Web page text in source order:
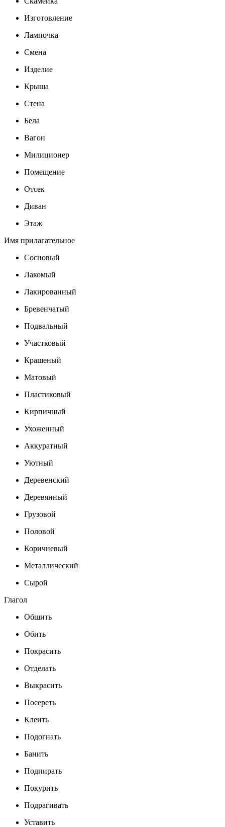
Изготовление
Лампочка
Смена
Изделие
Крыша
Стена
Бела
Вагон
Милиционер
Помещение
Отсек
Диван
Этаж
Имя прилагательное
Сосновый
Лакомый
Лакированный
Бревенчатый
Подвальный
Участковый
Крашеный
Матовый
Пластиковый
Кирпичный
Ухоженный
Аккуратный
Уютный
Деревенский
Деревянный
Грузовой
Половой
Коричневый
Металлический
Сырой
Глагол
Обшить
Обить
Покрасить
Отделать
Выкрасить
Посереть
Клеить
Подогнать
Банить
Подпирать
Покурить
Подрагивать
Уставить